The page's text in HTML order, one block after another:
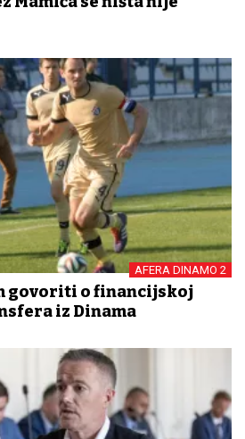
AFERA DINAMO 2
govoriti o financijskoj
iz Dinama